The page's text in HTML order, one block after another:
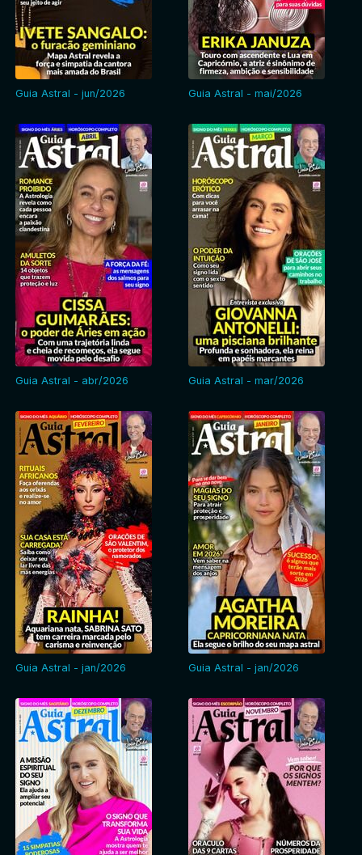
Guia Astral - jun/2026 Guia Astral - mai/2026
Guia Astral - abr/2026 Guia Astral - mar/2026
Guia Astral - jan/2026 Guia Astral - jan/2026